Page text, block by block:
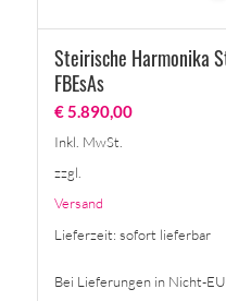
Steirische Harmonika
FBEsAs
€5.890,00
Inkl. MwSt.
zzgl.
Versand
Lieferzeit: sofort lieferbar
Bei Lieferungen in Nicht-